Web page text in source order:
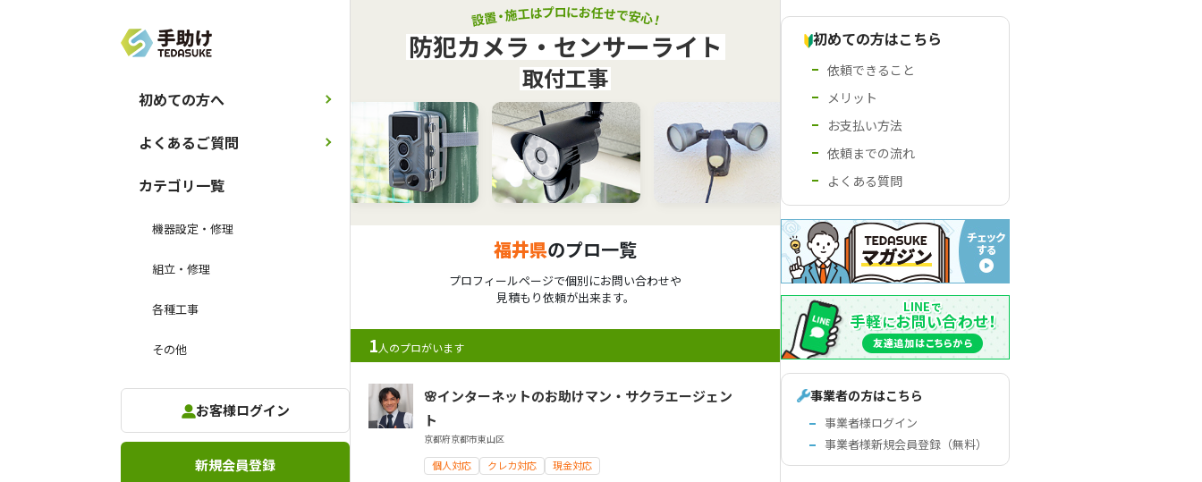
初めての方へ
カテゴリ一覧
機器設定・修理
組立・修理
各種工事
その他
よくあるご質問
お客様ログイン
新規会員登録
防犯カメラ・センサーライト
取付工事
福井県のプロ一覧
プロフィールページで個別にお問い合わせや
見積もり依頼が出来ます。
1人のプロがいます
🌸インターネットのお助けマン・サクラエージェン
ト
京都府京都市東山区
個人対応 クレカ対応 現金対応
初めての方はこちら
依頼できること
メリット
お支払い方法
依頼までの流れ
よくある質問
事業者の方はこちら
事業者様ログイン
事業者様新規会員登録（無料）